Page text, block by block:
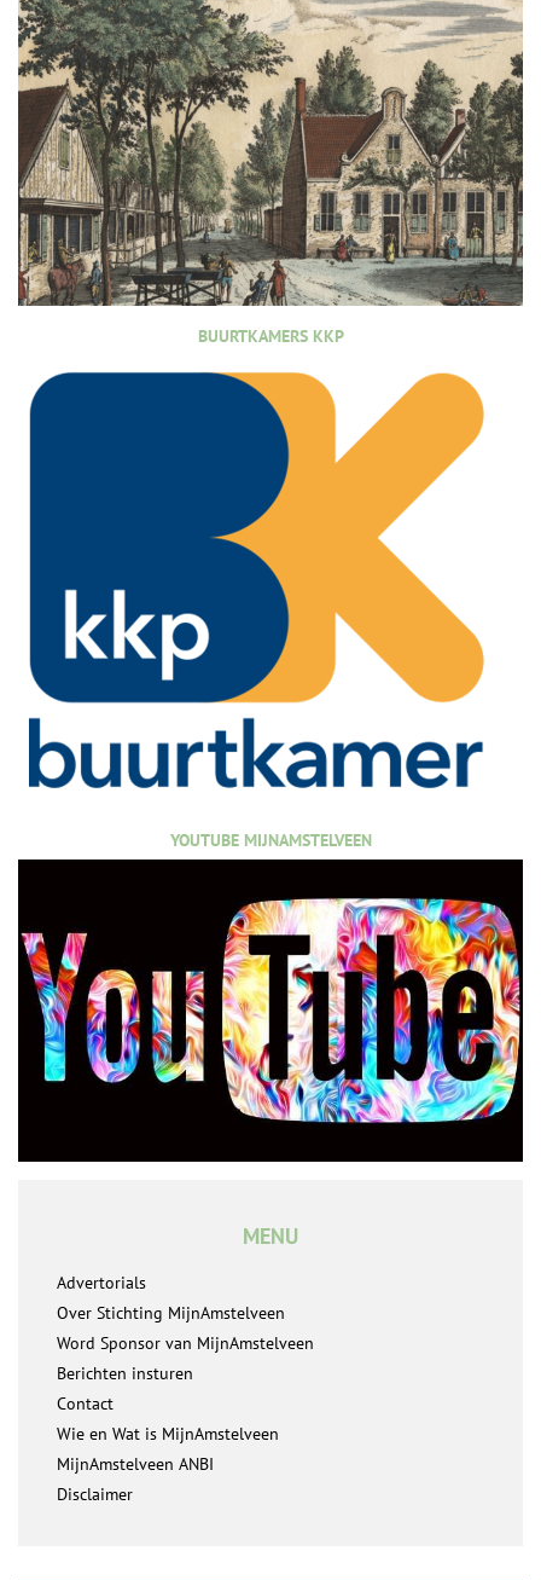
BUURTKAMERS KKP
YOUTUBE MIJNAMSTELVEEN
MENU
Advertorials
Over Stichting MijnAmstelveen
Word Sponsor van MijnAmstelveen
Berichten insturen
Contact
Wie en Wat is MijnAmstelveen
MijnAmstelveen ANBI
Disclaimer